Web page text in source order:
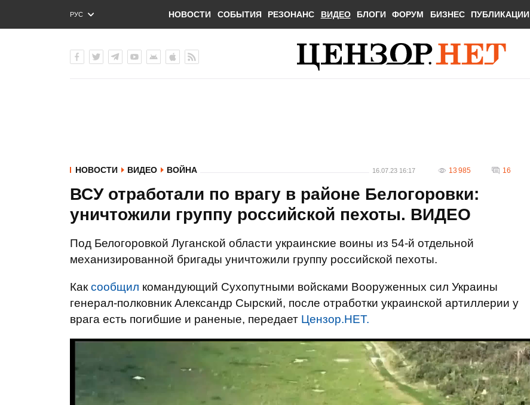
РУС
ENG
НОВОСТИ СОБЫТИЯ РЕЗОНАНС ВИДЕО БЛОГИ ФОРУМ БИЗНЕС ПУБЛИКАЦИИ
НОВОСТИ ВИДЕО ВОЙНА 16.07.23 16:17 13 985 16
ВСУ отработали по врагу в районе Белогоровки:
уничтожили группу российской пехоты. ВИДЕО
Под Белогоровкой Луганской области украинские воины из 54-й отдельной
механизированной бригады уничтожили группу российской пехоты.
Как сообщил командующий Сухопутными войсками Вооруженных сил Украины
генерал-полковник Александр Сырский, после отработки украинской артиллерии у
врага есть погибшие и раненые, передает Цензор.НЕТ.